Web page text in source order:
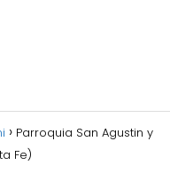
Parroquia San Agustin y
Fe)